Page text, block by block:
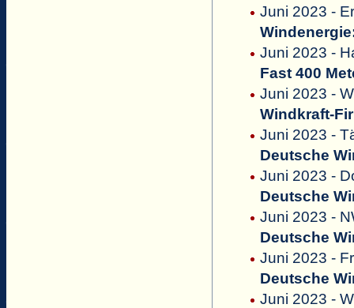
Juni 2023 -
Juni 2023 -
Fast 400
Juni 2023 -
Windkraft-
Juni 2023 -
Deutsche
Juni 2023 -
Deutsche
Juni 2023 -
Deutsche
Juni 2023 -
Deutsche
Juni 2023 -